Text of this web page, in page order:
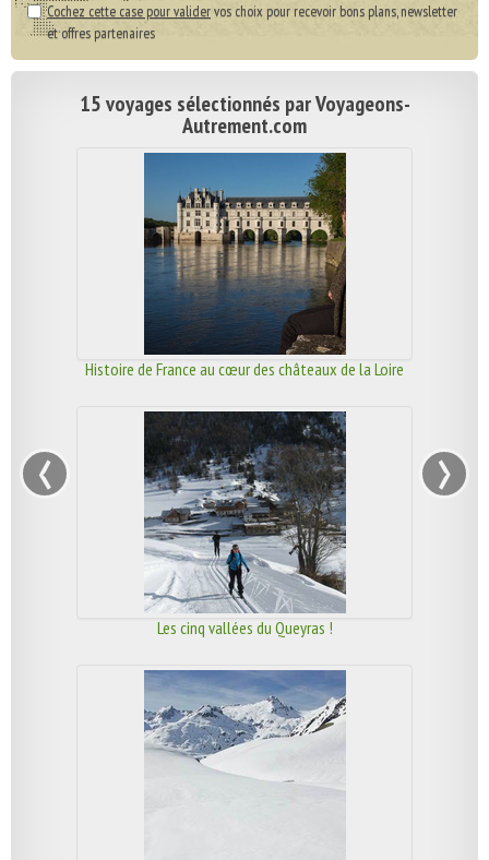
Cochez cette case pour validervos choix pour recevoir bons plans, newsletter
et offres partenaires
15 voyages sélectionnés par Voyageons-
Autrement.com
Histoire de France au cœur des châteaux de la Loire
Les cinq vallées du Queyras !
‹ ›